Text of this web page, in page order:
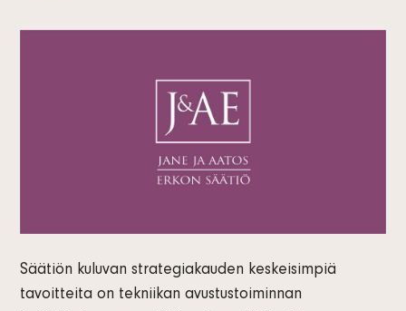
Säätiön kuluvan strategiakauden keskeisimpiä
tavoitteita on tekniikan avustustoiminnan